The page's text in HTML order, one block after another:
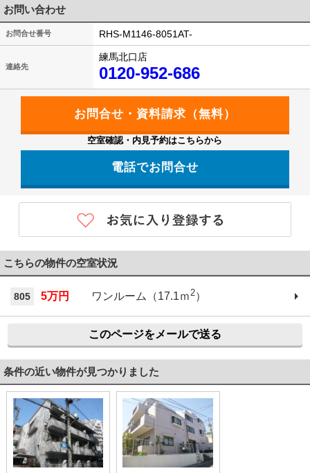
お問い合わせ
お問合せ番号 RHS-M1146-8051AT-
連絡先
練馬北口店
0120-952-686
空室確認・内見予約はこちらから
電話でお問合せ
0120-952-686
こちらの物件の空室状況
805 5万円 ワンルーム（17.1ｍ2）
このページをメールで送る
条件の近い物件が見つかりました